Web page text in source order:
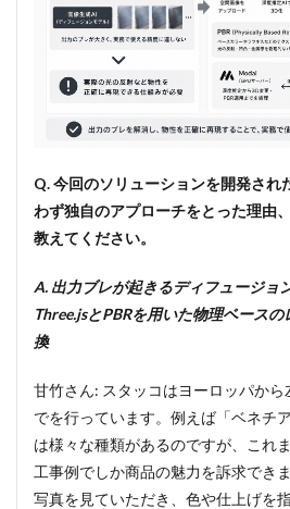
Q. 今回のソリューションを開発され
わず独自のアプローチをとった理由
教えてください。
A. 出力ブレが起きるディフュージョ
Three.jsとPBRを用いた物理ベース
換
甘竹さん: スタッコはヨーロッパから
でを行っています。例えば「ベネチ
は様々な種類があるのですが、これ
工事例でしか商品の魅力を訴求でき
写真を見ていただき、色や仕上げを